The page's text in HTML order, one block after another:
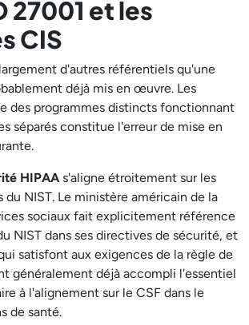
27001 et les
CIS
d'autres référentiels qu'une
déjà mis en œuvre. Les
des programmes distincts fonctionnant
séparés constitue l'erreur de mise en
HIPAAs'aligne étroitement sur les
du NIST. Le ministère américain de la
sociaux fait explicitement référence
NIST dans ses directives de sécurité, et
satisfont aux exigences de la règle de
généralement déjà accompli l'essentiel
à l'alignement sur le CSF dans le
de santé.